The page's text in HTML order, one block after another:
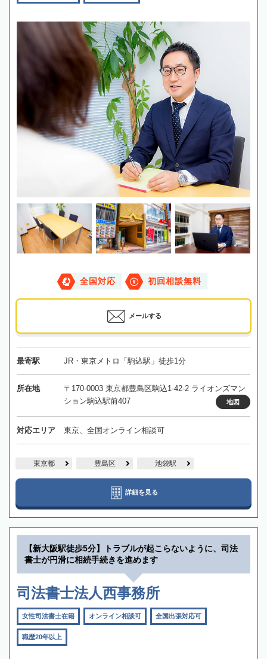
全国対応 初回相談無料
メールする
最寄駅 JR・東京メトロ「駒込駅」徒歩1分
所在地
〒170-0003 東京都豊島区駒込1-42-2 ライオンズマン
ション駒込駅前407
地図
対応エリア 東京、全国オンライン相談可
東京都 豊島区 池袋駅
詳細を見る
【新大阪駅徒歩5分】トラブルが起こらないように、司法
書士が円滑に相続手続きを進めます
司法書士法人西事務所
女性司法書士在籍 オンライン相談可 全国出張対応可
職歴20年以上